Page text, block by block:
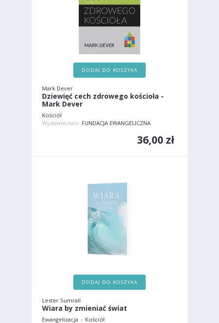
DODAJ DO KOSZYKA
Mark Dever
Dziewięć cech zdrowego kościoła -
Mark Dever
Kościół
Wydawnictwo: FUNDACJA EWANGELICZNA
36,00 zł
DODAJ DO KOSZYKA
Lester Sumrall
Wiara by zmieniać świat
Ewangelizacja
Kościół